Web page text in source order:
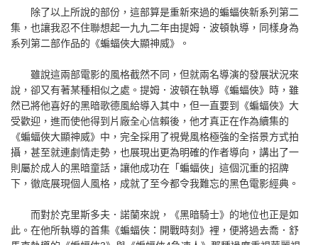
除了以上所說的部份，這部算是重新來過的蝙蝠俠新系列第二
集，也讓我忍不住聯想起一九九二年由提姆．波頓執導，同樣身為
系列第二部作品的《蝙蝠俠大顯神威》。
雖說這兩部電影的風格截然不同，但就兩名導演的發展狀況來
說，卻又有著某種相似之處。提姆．波頓在執導《蝙蝠俠》時，雖
然已將他喜好的黑暗歌德風給導入其中，但一直要到《蝙蝠俠》大
受歡迎，進而使他得到片廠全心信賴後，他才真正在作為續集的
《蝙蝠俠大顯神威》中，完全採用了視覺風格極強的全搭景方式拍
攝，甚至就連劇情走勢，也展現出更為明確的作者導向，講出了一
則屬於成人的黑暗童話，讓他成功在「蝙蝠俠」這個沉重的招牌
下，徹底展現個人風格，成就了至今都令我難忘的黑色電影經典。
而對於克里斯多夫．諾蘭來說，《黑暗騎士》的地位也正是如
此。在他所執導的首集《蝙蝠俠：開戰時刻》裡，便將過去喬．舒